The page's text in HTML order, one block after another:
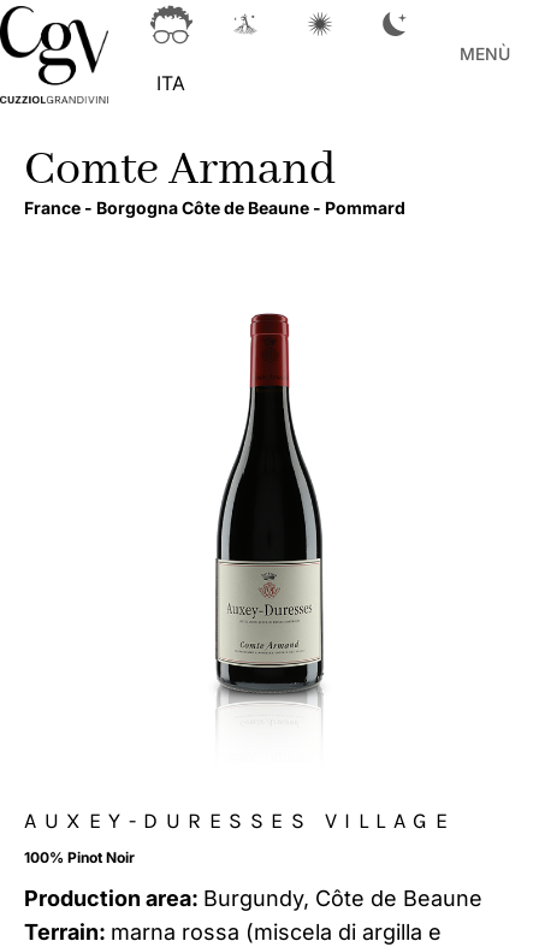
ITA
MENÙ
Comte Armand
France - Borgogna Côte de Beaune - Pommard
AUXEY-DURESSES VILLAGE
100% Pinot Noir
Production area: Burgundy, Côte de Beaune
Terrain: marna rossa (miscela di argilla e